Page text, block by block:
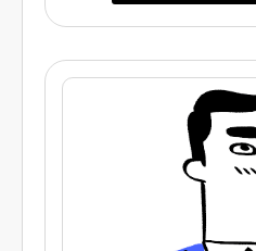
avant